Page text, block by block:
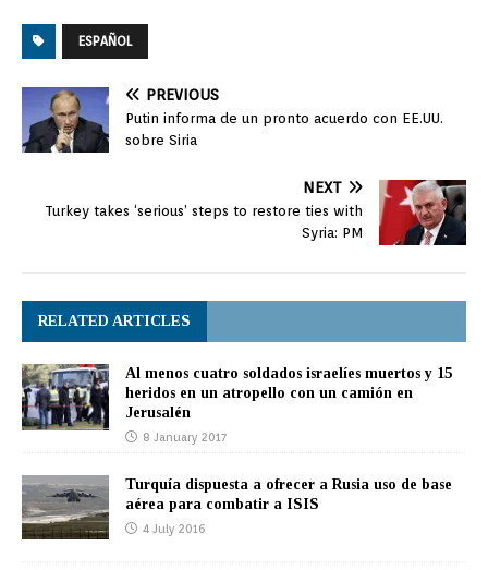
ESPAÑOL
PREVIOUS
Putin informa de un pronto acuerdo con EE.UU.
sobre Siria
NEXT
Turkey takes ‘serious’ steps to restore ties with
Syria: PM
RELATED ARTICLES
Al menos cuatro soldados israelíes muertos y 15
heridos en un atropello con un camión en
Jerusalén
8 January 2017
Turquía dispuesta a ofrecer a Rusia uso de base
aérea para combatir a ISIS
4 July 2016